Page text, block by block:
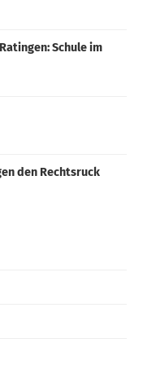
Schule im
den Rechtsruck